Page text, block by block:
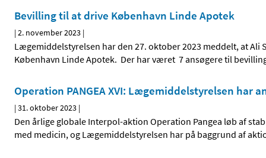
Bevilling til at drive København Linde Apotek
|2. november 2023 |
Lægemiddelstyrelsen har den 27. oktober 2023 meddelt, at Ali
København Linde Apotek. Der har været 7 ansøgere til
Operation PANGEA XVI: Lægemiddelstyrelsen
|31. oktober 2023 |
Den årlige globale Interpol-aktion Operation Pangea løb af
med medicin, og Lægemiddelstyrelsen har på baggrund af